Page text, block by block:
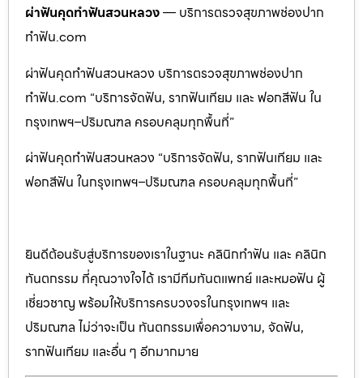
ผ่าฟันคุดทำฟันสวนหลวง— บริการตรวจสุขภาพช่องปาก
ทำฟัน.com
ผ่าฟันคุดทำฟันสวนหลวง บริการตรวจสุขภาพช่องปาก
ทำฟัน.com “บริการจัดฟัน, รากฟันเทียม และ ฟอกสีฟัน ใน
กรุงเทพฯ–ปริมณฑล ครอบคลุมทุกพื้นที่”
ผ่าฟันคุดทำฟันสวนหลวง “บริการจัดฟัน, รากฟันเทียม และ
ฟอกสีฟัน ในกรุงเทพฯ–ปริมณฑล ครอบคลุมทุกพื้นที่”
ยินดีต้อนรับสู่บริการของเราในฐานะ คลินิกทำฟัน และ คลินิก
ทันตกรรม ที่คุณวางใจได้ เรามีทีมทันตแพทย์ และหมอฟัน ผู้
เชี่ยวชาญ พร้อมให้บริการครบวงจรในกรุงเทพฯ และ
ปริมณฑล ไม่ว่าจะเป็น ทันตกรรมเพื่อความงาม, จัดฟัน,
รากฟันเทียม และอื่น ๆ อีกมากมาย